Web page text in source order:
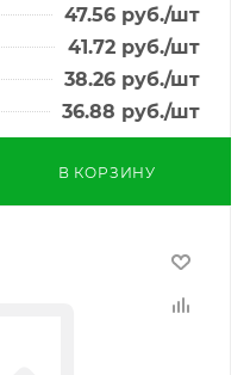
47.56 руб./шт
41.72 руб./шт
38.26 руб./шт
36.88 руб./шт
В КОРЗИНУ